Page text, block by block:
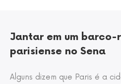
Jantar em um
parisiense no Sena
Alguns dizem que Paris é a